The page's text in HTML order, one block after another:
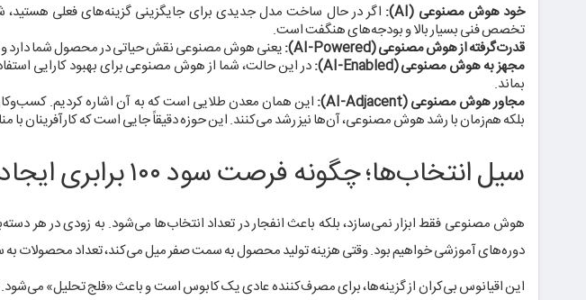
خود هوش مصنوعی (AI):
اگر در حال ساخت مدل جدیدی برای جایگزینی گزینه‌های فعلی
تخصص فنی بسیار بالا و بودجه‌های هنگفت است.
قدرت‌گرفته از هوش مصنوعی (AI-Powered):
یعنی هوش مصنوعی نقش حیاتی در محصول شما دارد
مجهز به هوش مصنوعی (AI-Enabled):
در این حالت، شما از هوش مصنوعی برای بهبود کارایی
بماند.
مجاور هوش مصنوعی (AI-Adjacent):
این همان معدن طلایی است که به آن اشاره کردیم.
بلکه هم‌زمان با رشد هوش مصنوعی، آن‌ها نیز رشد می‌کنند. این حوزه دقیقاً جایی است که کارآفرینان با
سیل انتخاب‌ها؛ چگونه فرصت سود ۱۰۰ برابری ایجاد می‌شود؟
دوره‌های آموزشی خواهیم بود. وقتی هزینه تولید محصول به سمت صفر میل می‌کند، تعداد محصولات
این اقیانوس بی‌کران از گزینه‌ها، برای مصرف‌کننده عادی یک کابوس است و باعث «فلج تحلیل» می‌شود.